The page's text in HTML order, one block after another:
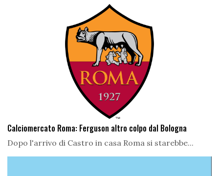
Calciomercato Roma: Ferguson altro colpo dal Bologna
Dopo l'arrivo di Castro in casa Roma si starebbe...